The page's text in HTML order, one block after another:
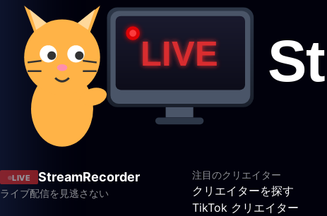
LIVE StreamRecorder
ライブ配信を見逃さない
注目のクリエイター
クリエイターを探す
TikTok クリエイター